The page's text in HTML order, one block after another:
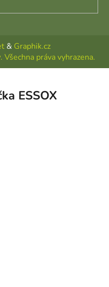
& Graphik.cz
. Všechna práva vyhrazena.
ESSOX